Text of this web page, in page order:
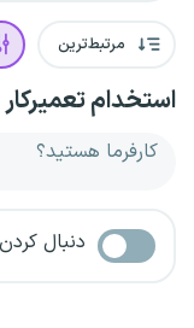
مرتبط‌ترین
استخدام
کارفرما هستید؟
دنبال